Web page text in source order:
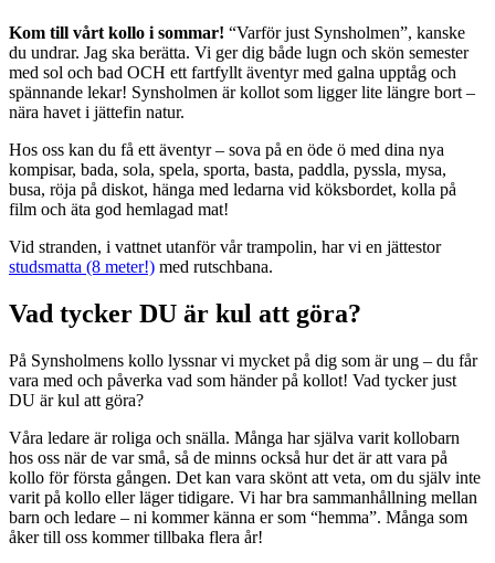
Kom till vårt kollo i sommar! “Varför just Synsholmen”, kanske
du undrar. Jag ska berätta. Vi ger dig både lugn och skön semester
med sol och bad OCH ett fartfyllt äventyr med galna upptåg och
spännande lekar! Synsholmen är kollot som ligger lite längre bort –
nära havet i jättefin natur.
Hos oss kan du få ett äventyr – sova på en öde ö med dina nya
kompisar, bada, sola, spela, sporta, basta, paddla, pyssla, mysa,
busa, röja på diskot, hänga med ledarna vid köksbordet, kolla på
film och äta god hemlagad mat!
Vid stranden, i vattnet utanför vår trampolin, har vi en jättestor
studsmatta (8 meter!) med rutschbana.
Vad tycker DU är kul att göra?
På Synsholmens kollo lyssnar vi mycket på dig som är ung – du får
vara med och påverka vad som händer på kollot! Vad tycker just
DU är kul att göra?
Våra ledare är roliga och snälla. Många har själva varit kollobarn
hos oss när de var små, så de minns också hur det är att vara på
kollo för första gången. Det kan vara skönt att veta, om du själv inte
varit på kollo eller läger tidigare. Vi har bra sammanhållning mellan
barn och ledare – ni kommer känna er som “hemma”. Många som
åker till oss kommer tillbaka flera år!